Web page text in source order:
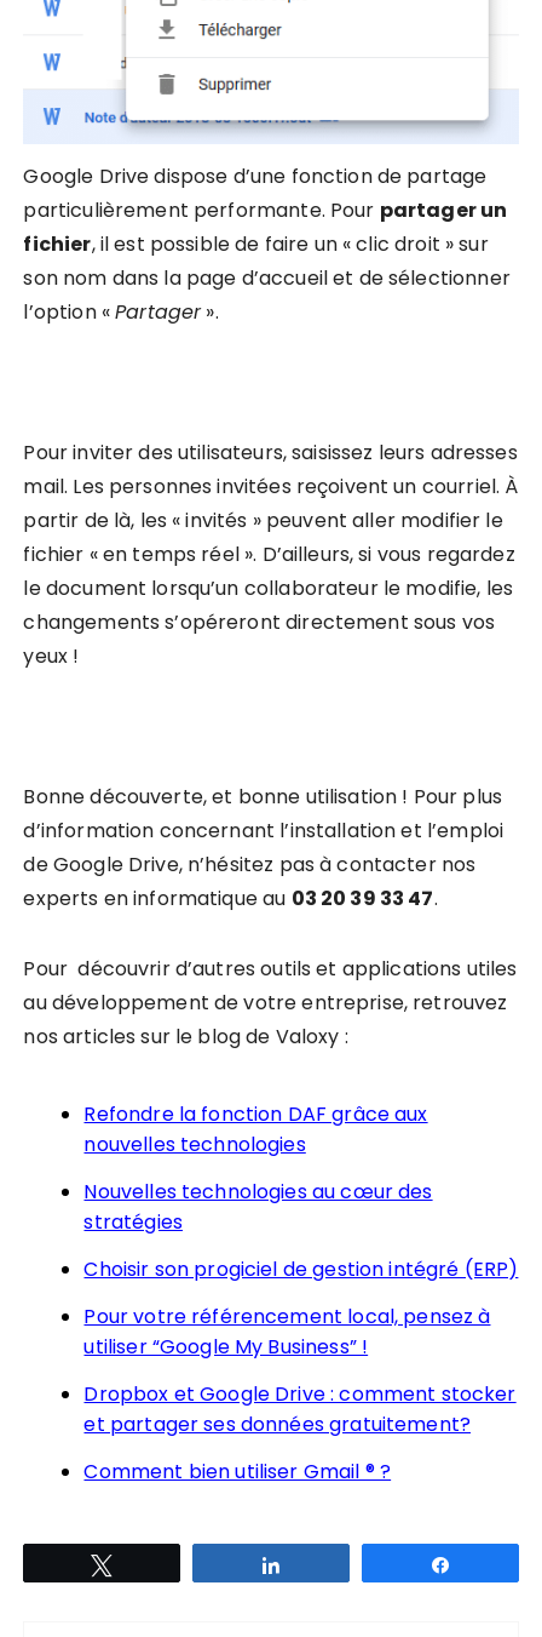
Google Drive dispose d’une fonction de partage
particulièrement performante. Pour partager un
fichier, il est possible de faire un « clic droit » sur
son nom dans la page d’accueil et de sélectionner
l’option «Partager».
Pour inviter des utilisateurs, saisissez leurs adresses
mail. Les personnes invitées reçoivent un courriel. À
partir de là, les « invités » peuvent aller modifier le
fichier « en temps réel ». D’ailleurs, si vous regardez
le document lorsqu’un collaborateur le modifie, les
changements s’opéreront directement sous vos
yeux !
Bonne découverte, et bonne utilisation ! Pour plus
d’information concernant l’installation et l’emploi
de Google Drive, n’hésitez pas à contacter nos
experts en informatique au 03 20 39 33 47.
Pour découvrir d’autres outils et applications utiles
au développement de votre entreprise, retrouvez
nos articles sur le blog de Valoxy :
Refondre la fonction DAF grâce aux
nouvelles technologies
Nouvelles technologies au cœur des
stratégies
Choisir son progiciel de gestion intégré (ERP)
Pour votre référencement local, pensez à
utiliser “Google My Business” !
Dropbox et Google Drive : comment stocker
et partager ses données gratuitement?
Comment bien utiliser Gmail ® ?